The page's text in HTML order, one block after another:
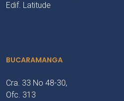
Edif. Latitude
BUCARAMANGA
Cra. 33 No 48-30,
Ofc. 313